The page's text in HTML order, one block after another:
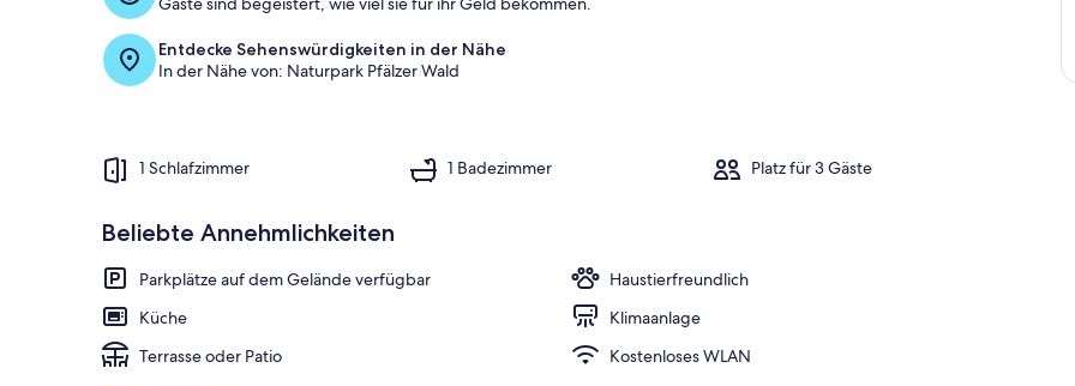
Entdecke Sehenswürdigkeiten in der Nähe
In der Nähe von: Naturpark Pfälzer Wald
1 Schlafzimmer 1 Badezimmer Platz für 3 Gäste
Beliebte Annehmlichkeiten
Parkplätze auf dem Gelände verfügbar
Haustierfreundlich
Küche
Klimaanlage
Terrasse oder Patio
Kostenloses WLAN